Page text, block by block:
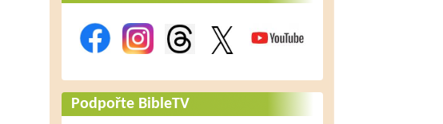
Podpořte BibleTV